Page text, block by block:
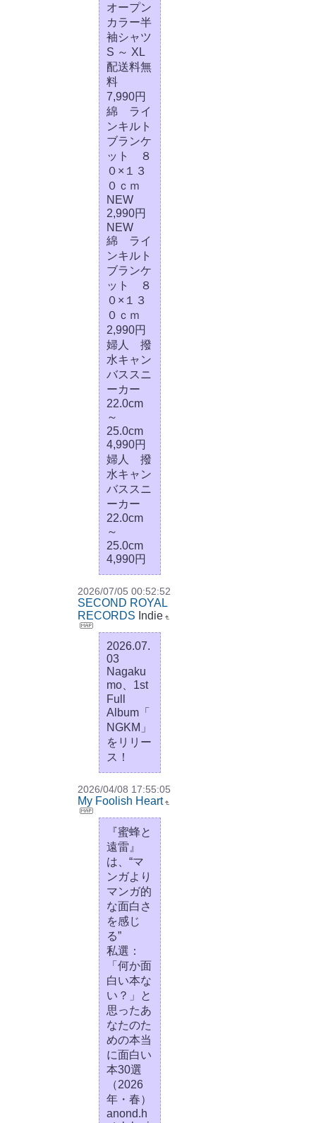
オープン
カラー半
袖シャツ
S ～ XL
配送料無
料
7,990円
綿 ライ
ンキルト
ブランケ
ット ８
０×１３
０ｃｍ
NEW
2,990円
NEW
綿 ライ
ンキルト
ブランケ
ット ８
０×１３
０ｃｍ
2,990円
婦人 撥
水キャン
バススニ
ーカー
22.0cm
～
25.0cm
4,990円
婦人 撥
水キャン
バススニ
ーカー
22.0cm
～
25.0cm
4,990円
2026/07/05 00:52:52
SECOND ROYAL
RECORDS Indie
2026.07.
03
Nagaku
mo、1st
Full
Album「
NGKM」
をリリー
ス！
2026/04/08 17:55:05
My Foolish Heart
『蜜蜂と
遠雷』
は、“マ
ンガより
マンガ的
な面白さ
を感じ
る”
私選：
「何か面
白い本な
い？」と
思ったあ
なたのた
めの本当
に面白い
本30選
（2026
年・春）
anond.h